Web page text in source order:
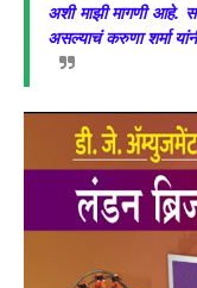
अशी माझी मागणी आहे.
असल्याचं करुणा शर्मा